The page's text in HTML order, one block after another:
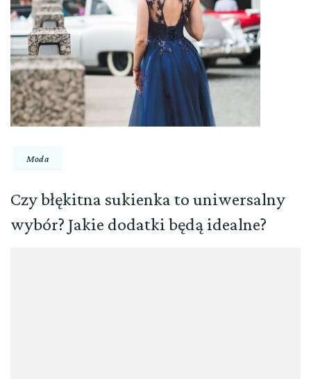
Moda
Czy błękitna sukienka to uniwersalny
wybór? Jakie dodatki będą idealne?